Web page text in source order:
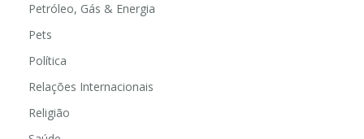
Petróleo, Gás & Energia
Pets
Política
Relações Internacionais
Religião